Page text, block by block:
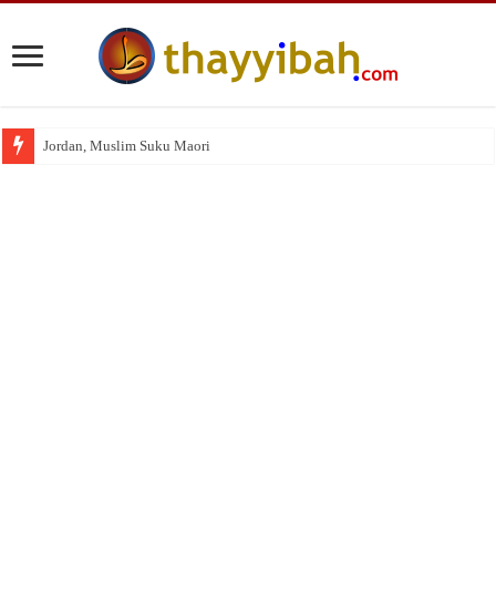
Jordan, Muslim Suku Maori